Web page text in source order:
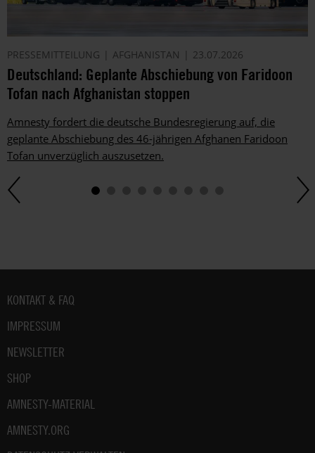
PRESSEMITTEILUNG AFGHANISTAN 23.07.2026
Deutschland: Geplante Abschiebung von Faridoon
Tofan nach Afghanistan stoppen
Amnesty fordert die deutsche Bundesregierung auf, die
geplante Abschiebung des 46-jährigen Afghanen Faridoon
Tofan unverzüglich auszusetzen.
Fußbereich
KONTAKT & FAQ
IMPRESSUM
NEWSLETTER
SHOP
AMNESTY-MATERIAL
AMNESTY.ORG